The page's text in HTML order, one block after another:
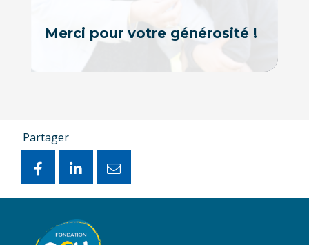
Merci pour votre générosité !
Partager